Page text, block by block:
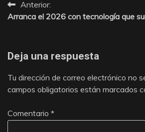
Navegación
Anterior:
Arranca el 2026 con tecnología que
Deja una respuesta
Tu dirección de correo electrónico no
campos obligatorios están marcados
Comentario *